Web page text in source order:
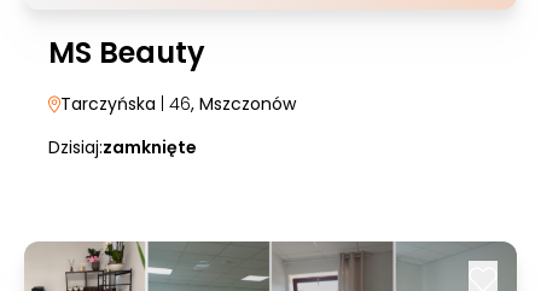
MS Beauty
Tarczyńska | 46, Mszczonów
Dzisiaj:zamknięte